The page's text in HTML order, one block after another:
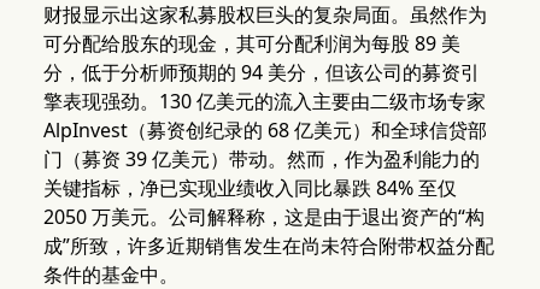
财报显示出这家私募股权巨头的复杂局面。虽然作为
可分配给股东的现金，其可分配利润为每股 89 美
分，低于分析师预期的 94 美分，但该公司的募资引
擎表现强劲。130 亿美元的流入主要由二级市场专家
AlpInvest（募资创纪录的 68 亿美元）和全球信贷部
门（募资 39 亿美元）带动。然而，作为盈利能力的
关键指标，净已实现业绩收入同比暴跌 84% 至仅
2050 万美元。公司解释称，这是由于退出资产的“构
成”所致，许多近期销售发生在尚未符合附带权益分配
条件的基金中。